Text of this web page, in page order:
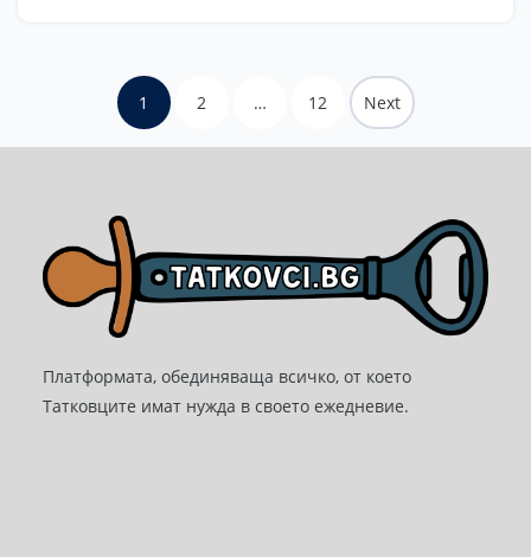
1 2 … 12 Next
Платформата, обединяваща всичко, от което
Татковците имат нужда в своето ежедневие.